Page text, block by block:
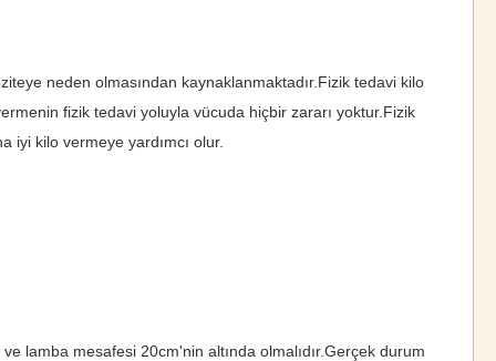
neden olmasından kaynaklanmaktadır.Fizik tedavi kilo
fizik tedavi yoluyla vücuda hiçbir zararı yoktur.Fizik
kilo vermeye yardımcı olur.
lamba mesafesi 20cm'nin altında olmalıdır.Gerçek durum